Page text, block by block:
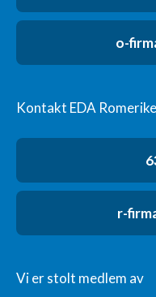
o-
Kontakt EDA Romerike
r-
Vi er stolt medlem av